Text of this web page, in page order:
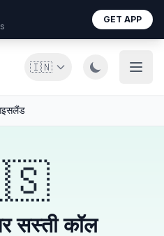
GET APP
🇮🇳
सस्ती कॉल